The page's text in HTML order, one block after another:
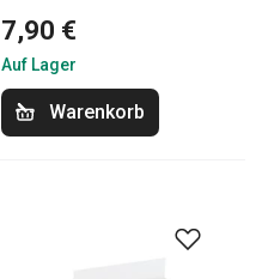
7,90 €
Auf Lager
Warenkorb